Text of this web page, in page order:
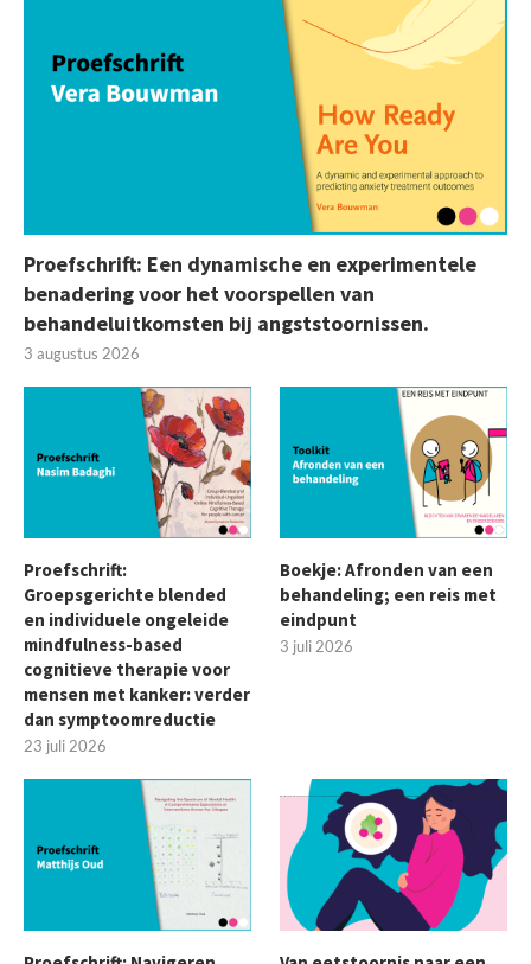
Proefschrift: Een dynamische en experimentele
benadering voor het voorspellen van
behandeluitkomsten bij angststoornissen.
3 augustus 2026
Proefschrift:
Groepsgerichte blended
en individuele ongeleide
mindfulness-based
cognitieve therapie voor
mensen met kanker: verder
dan symptoomreductie
23 juli 2026
Boekje: Afronden van een
behandeling; een reis met
eindpunt
3 juli 2026